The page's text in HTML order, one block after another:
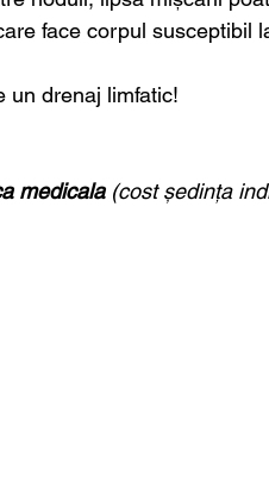
face corpul susceptibil
un drenaj limfatic!
medicala (cost ședința